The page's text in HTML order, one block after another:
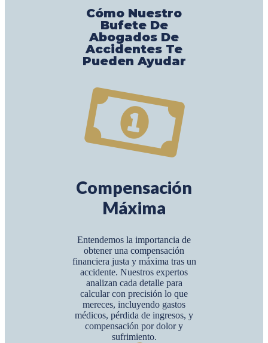
Cómo Nuestro
Bufete De
Abogados De
Accidentes Te
Pueden Ayudar
Compensación
Máxima
Entendemos la importancia de
obtener una compensación
financiera justa y máxima tras un
accidente. Nuestros expertos
analizan cada detalle para
calcular con precisión lo que
mereces, incluyendo gastos
médicos, pérdida de ingresos, y
compensación por dolor y
sufrimiento.